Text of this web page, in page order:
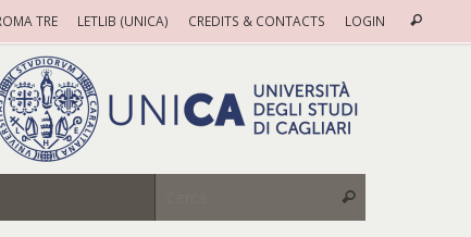
TRE LETLIB (UNICA) CREDITS & CONTACTS LOGIN Cerca
Cerca